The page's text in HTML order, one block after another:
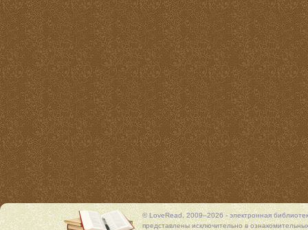
© LoveRead, 2009–2026 - электронная
представлены исключительно в